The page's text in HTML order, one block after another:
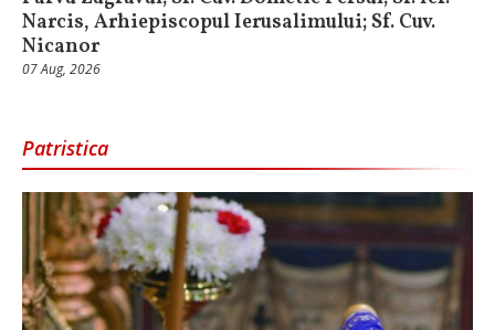
Narcis, Arhiepiscopul Ierusalimului; Sf. Cuv.
Nicanor
07 Aug, 2026
Patristica